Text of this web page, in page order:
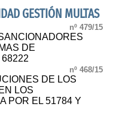
GESTIÓN MULTAS
nº 479/15
DE
68222
nº 468/15
DE LOS
LOS
POR EL 51784 Y